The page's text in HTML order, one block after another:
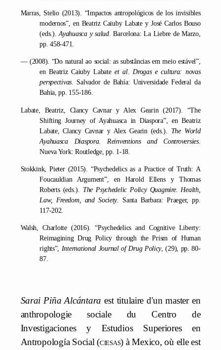
Marras, Stelio (2013). “Impactos antropológicos de los invisibles
modernos”, en Beatriz Caiuby Labate y José Carlos Bouso
(eds.).Ayahuasca y salud. Barcelona: La Liebre de Marzo,
pp. 458-471.
— (2008). “Do natural ao social: as substâncias em meio estável”,
en Beatriz Caiuby Labateet al. Drogas e cultura: novas
perspectivas . Salvador de Bahía: Universidade Federal da
Bahia, pp. 155-186.
Labate, Beatriz, Clancy Cavnar y Alex Gearin (2017). “The
Shifting Journey of Ayahuasca in Diaspora”, en Beatriz
Labate, Clancy Cavnar y Alex Gearin (eds.). The World
Ayahuasca Diaspora. Reinventions and Controversies.
Nueva York: Routledge, pp. 1-18.
Stokkink, Pieter (2015). “Psychedelics as a Practice of Truth: A
Foucauldian Argument”, en Harold Ellens y Thomas
Roberts (eds.). The Psychedelic Policy Quagmire. Health,
Law, Freedom, and Society. Santa Barbara: Praeger, pp.
117-202.
Walsh, Charlotte (2016). “Psychedelics and Cognitive Liberty:
Reimagining Drug Policy through the Prism of Human
rights”, International Journal of Drug Policy, (29), pp. 80-
87.
Sarai Piña Alcántara est titulaire d'un master en
anthropologie sociale du Centro de
Investigaciones y Estudios Superiores en
Antropología Social (ciesas) à Mexico, où elle est